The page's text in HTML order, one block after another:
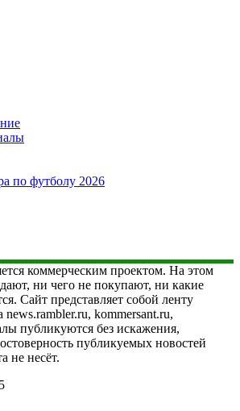
по футболу 2026
коммерческим проектом. На этом
ни чего не покупают, ни какие
Сайт представляет собой ленту
news.rambler.ru, kommersant.ru,
публикуются без искажения,
публикуемых новостей
не несёт.